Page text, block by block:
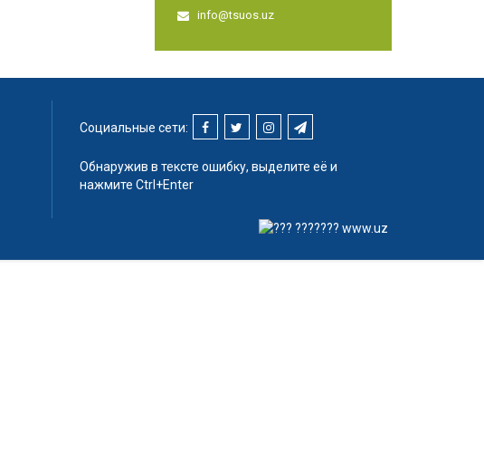
info@tsuos.uz
Социальные сети:
Обнаружив в тексте ошибку, выделите её и
нажмите Ctrl+Enter